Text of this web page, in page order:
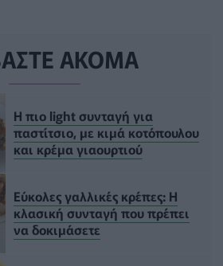
ΑΚΟΜΑ
Η πιο light συνταγή για
παστίτσιο, με κιμά κοτόπουλου
και κρέμα γιαουρτιού
Εύκολες γαλλικές κρέπες: Η
κλασική συνταγή που πρέπει
να δοκιμάσετε